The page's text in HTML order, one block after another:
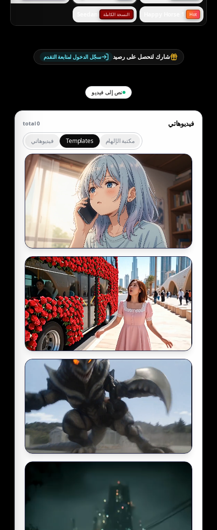
Hot
Seedance 2.0النسخة الكاملة
شارك لتحصل على رصيد سجّل الدخول لمتابعة التقدم
نص إلى فيديو
فيديوهاتي 0
total
فيديوهاتي Templates مكتبة الإلهام